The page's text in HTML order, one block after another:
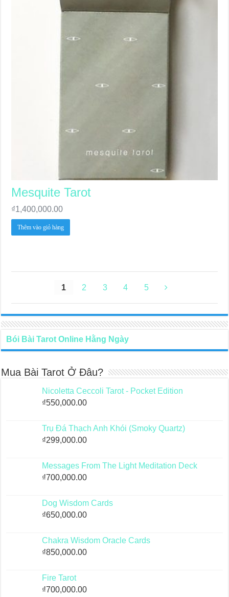
Mesquite Tarot
₫1,400,000.00
Thêm vào giỏ hàng
1 2 3 4 5
Bói Bài Tarot Online Hằng Ngày
Mua Bài Tarot Ở Đâu?
Nicoletta Ceccoli Tarot - Pocket Edition
₫550,000.00
Trụ Đá Thạch Anh Khói (Smoky Quartz)
₫299,000.00
Messages From The Light Meditation Deck
₫700,000.00
Dog Wisdom Cards
₫650,000.00
Chakra Wisdom Oracle Cards
₫850,000.00
Fire Tarot
₫700,000.00